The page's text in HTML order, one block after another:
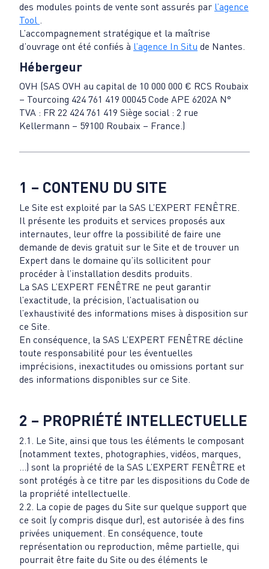
des modules points de vente sont assurés par l’agence
Tool .
L’accompagnement stratégique et la maîtrise
d’ouvrage ont été confiés à l’agence In Situ de Nantes.
Hébergeur
OVH (SAS OVH au capital de 10 000 000 € RCS Roubaix
– Tourcoing 424 761 419 00045 Code APE 6202A N°
TVA : FR 22 424 761 419 Siège social : 2 rue
Kellermann – 59100 Roubaix – France.)
1 – CONTENU DU SITE
Le Site est exploité par la SAS L’EXPERT FENÊTRE.
Il présente les produits et services proposés aux
internautes, leur offre la possibilité de faire une
demande de devis gratuit sur le Site et de trouver un
Expert dans le domaine qu’ils sollicitent pour
procéder à l’installation desdits produits.
La SAS L’EXPERT FENÊTRE ne peut garantir
l’exactitude, la précision, l’actualisation ou
l’exhaustivité des informations mises à disposition sur
ce Site.
En conséquence, la SAS L’EXPERT FENÊTRE décline
toute responsabilité pour les éventuelles
imprécisions, inexactitudes ou omissions portant sur
des informations disponibles sur ce Site.
2 – PROPRIÉTÉ INTELLECTUELLE
2.1. Le Site, ainsi que tous les éléments le composant
(notamment textes, photographies, vidéos, marques,
…) sont la propriété de la SAS L’EXPERT FENÊTRE et
sont protégés à ce titre par les dispositions du Code de
la propriété intellectuelle.
2.2. La copie de pages du Site sur quelque support que
ce soit (y compris disque dur), est autorisée à des fins
privées uniquement. En conséquence, toute
représentation ou reproduction, même partielle, qui
pourrait être faite du Site ou des éléments le